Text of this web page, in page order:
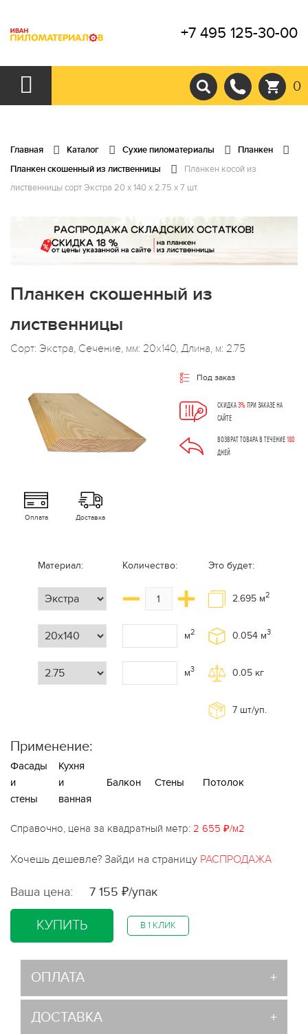
+7 495 125-30-00
0
Главная Каталог Сухие пиломатериалы
Планкен
Планкен скошенный из лиственницы
Планкен косой из
лиственницы сорт Экстра 20 x 140 x 2.75 x 7 шт.
Планкен скошенный из
лиственницы
Сорт: Экстра, Сечение, мм: 20x140, Длина, м: 2.75
Под заказ
СКИДКА3%ПРИ ЗАКАЗЕ НА
САЙТЕ
ВОЗВРАТ ТОВАРА В ТЕЧЕНИЕ180
ДНЕЙ
Оплата Доставка
Материал: Количество:
м2
м3
Это будет:
2.695 м2
0.054 м3
0.05 кг
7 шт/уп.
Применение:
Фасады
и
стены
Кухня
и
ванная
Балкон Стены Потолок
Справочно, цена за квадратный метр: 2 655 ₽/м2
Хочешь дешевле? Зайди на страницу РАСПРОДАЖА
Ваша цена: 7 155 ₽/упак
КУПИТЬ В 1 КЛИК
ОПЛАТА
ДОСТАВКА